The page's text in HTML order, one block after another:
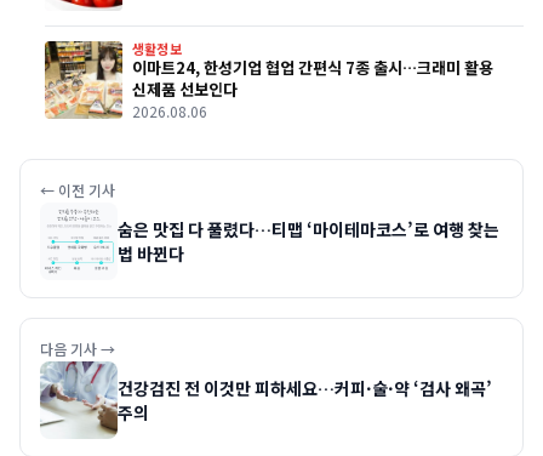
생활정보
이마트24, 한성기업 협업 간편식 7종 출시…크래미 활용
신제품 선보인다
2026.08.06
← 이전 기사
숨은 맛집 다 풀렸다…티맵 ‘마이테마코스’로 여행 찾는
법 바뀐다
다음 기사 →
건강검진 전 이것만 피하세요…커피·술·약 ‘검사 왜곡’
주의